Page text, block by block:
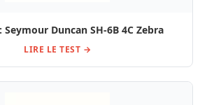
Seymour Duncan SH-6B 4C Zebra
LIRE LE TEST →